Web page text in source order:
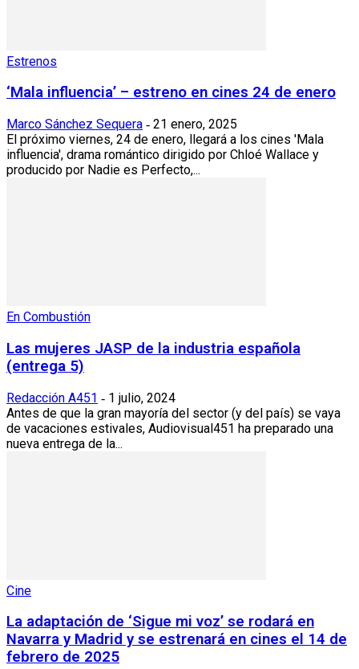
Estrenos
‘Mala influencia’ – estreno en cines 24 de enero
Marco Sánchez Sequera - 21 enero, 2025
El próximo viernes, 24 de enero, llegará a los cines 'Mala
influencia', drama romántico dirigido por Chloé Wallace y
producido por Nadie es Perfecto,...
En Combustión
Las mujeres JASP de la industria española
(entrega 5)
Redacción A451 - 1 julio, 2024
Antes de que la gran mayoría del sector (y del país) se vaya
de vacaciones estivales, Audiovisual451 ha preparado una
nueva entrega de la...
Cine
La adaptación de ‘Sigue mi voz’ se rodará en
Navarra y Madrid y se estrenará en cines el 14 de
febrero de 2025